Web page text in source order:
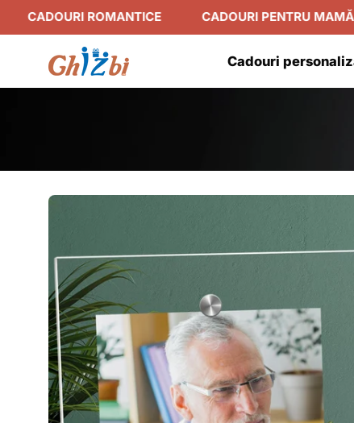
ROMANTICE CADOURI PENTRU MAMĂ
Cadouri